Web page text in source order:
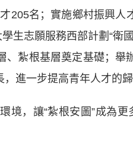
205名；實施鄉村振興人
生志願服務西部計劃“衛
紮根基層奠定基礎；舉
，進一步提高青年人才
，讓“紮根安圖”成為更